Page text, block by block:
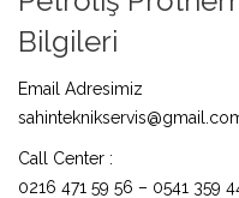
Bilgileri
Email Adresimiz
Call Center :
0216 471 59 56 – 0541 359